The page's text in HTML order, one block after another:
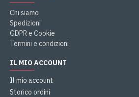
Chi siamo
Spedizioni
GDPR e Cookie
Termini e condizioni
IL MIO ACCOUNT
Il mio account
Storico ordini